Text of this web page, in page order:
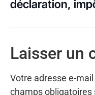
déclaration,
Laisser un
Votre adresse e-
champs obligatoires